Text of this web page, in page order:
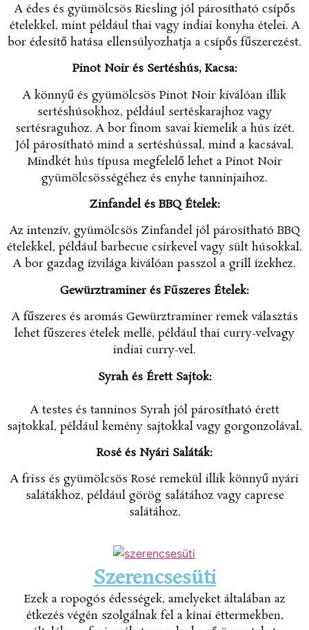
A édes és gyümölcsös Riesling jól párosítható csípős
ételekkel, mint például thai vagy indiai konyha ételei. A
bor édesítő hatása ellensúlyozhatja a csípős fűszerezést.
Pinot Noir és Sertéshús, Kacsa:
A könnyű és gyümölcsös Pinot Noir kiválóan illik
sertéshúsokhoz, például sertéskarajhoz vagy
sertésraguhoz. A bor finom savai kiemelik a hús ízét.
Jól párosítható mind a sertéshússal, mind a kacsával.
Mindkét hús típusa megfelelő lehet a Pinot Noir
gyümölcsösségéhez és enyhe tanninjaihoz.
Zinfandel és BBQ Ételek:
Az intenzív, gyümölcsös Zinfandel jól párosítható BBQ
ételekkel, például barbecue csirkevel vagy sült húsokkal.
A bor gazdag ízvilága kiválóan passzol a grill ízekhez.
Gewürztraminer és Fűszeres Ételek:
A fűszeres és aromás Gewürztraminer remek választás
lehet fűszeres ételek mellé, például thai curry-velvagy
indiai curry-vel.
Syrah és Érett Sajtok:
A testes és tanninos Syrah jól párosítható érett
sajtokkal, például kemény sajtokkal vagy gorgonzolával.
Rosé és Nyári Saláták:
A friss és gyümölcsös Rosé remekül illik könnyű nyári
salátákhoz, például görög salátához vagy caprese
salátához.
Szerencsesüti
Ezek a ropogós édességek, amelyeket általában az
étkezés végén szolgálnak fel a kínai éttermekben,